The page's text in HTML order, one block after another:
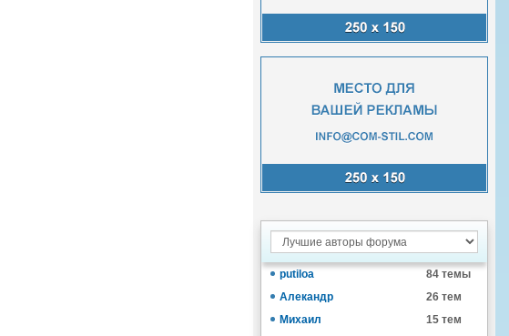
putiloa
84 темы
Алекандр
26 тем
Михаил
15 тем